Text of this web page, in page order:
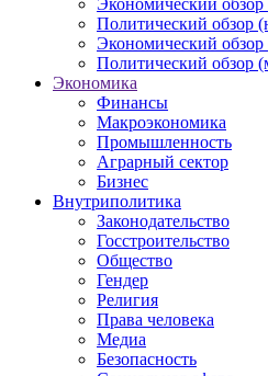
Экономический обзор
Политический обзор
Экономический обзор
Политический обзор
Экономика
Финансы
Макроэкономика
Промышленность
Аграрный сектор
Бизнес
Внутриполитика
Законодательство
Госстроительство
Общество
Гендер
Религия
Права человека
Медиа
Безопасность